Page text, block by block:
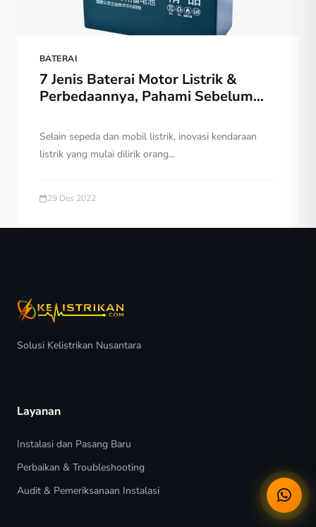
BATERAI
7 Jenis Baterai Motor Listrik &
Perbedaannya, Pahami Sebelum
Selain sepeda dan mobil listrik, inovasi kendaraan
listrik yang mulai dilirik orang...
29 Des 2022
Solusi Kelistrikan Nusantara
Layanan
Instalasi dan Pasang Baru
Perbaikan & Troubleshooting
Audit & Pemeriksanaan Instalasi